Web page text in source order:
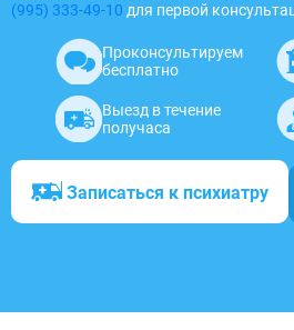
(995) 333-49-10 для первой
Проконсультируем
бесплатно
Выезд в течение
получаса
Записаться к психиатру